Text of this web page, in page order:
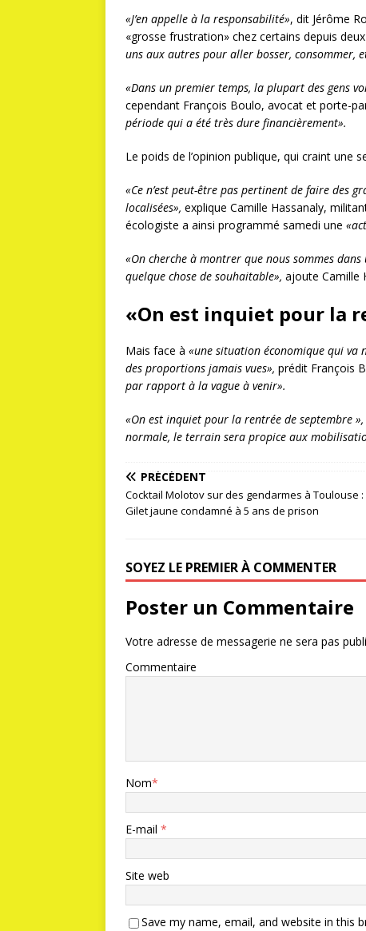
«J’en appelle à la responsabilité», dit Jérôme
«grosse frustration» chez certains depuis
uns aux autres pour aller bosser, consommer,
«Dans un premier temps, la plupart des gens
cependant François Boulo, avocat et porte-
période qui a été très dure financièrement».
Le poids de l’opinion publique, qui craint une
«Ce n’est peut-être pas pertinent de faire des
localisées», explique Camille Hassanaly,
écologiste a ainsi programmé samedi une
«On cherche à montrer que nous sommes
quelque chose de souhaitable», ajoute Camille
«On est inquiet pour la
Mais face à «une situation économique qui va
des proportions jamais vues», prédit François
par rapport à la vague à venir».
«On est inquiet pour la rentrée de septembre »,
normale, le terrain sera propice aux
PRÉCÉDENT
Cocktail Molotov sur des gendarmes à Toulouse :
Gilet jaune condamné à 5 ans de prison
SOYEZ LE PREMIER À COMMENTER
Poster un Commentaire
Votre adresse de messagerie ne sera pas
Commentaire
Nom*
E-mail *
Site web
Save my name, email, and website in this